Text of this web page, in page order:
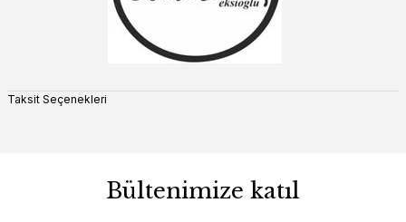
Taksit Seçenekleri
Bültenimize katıl